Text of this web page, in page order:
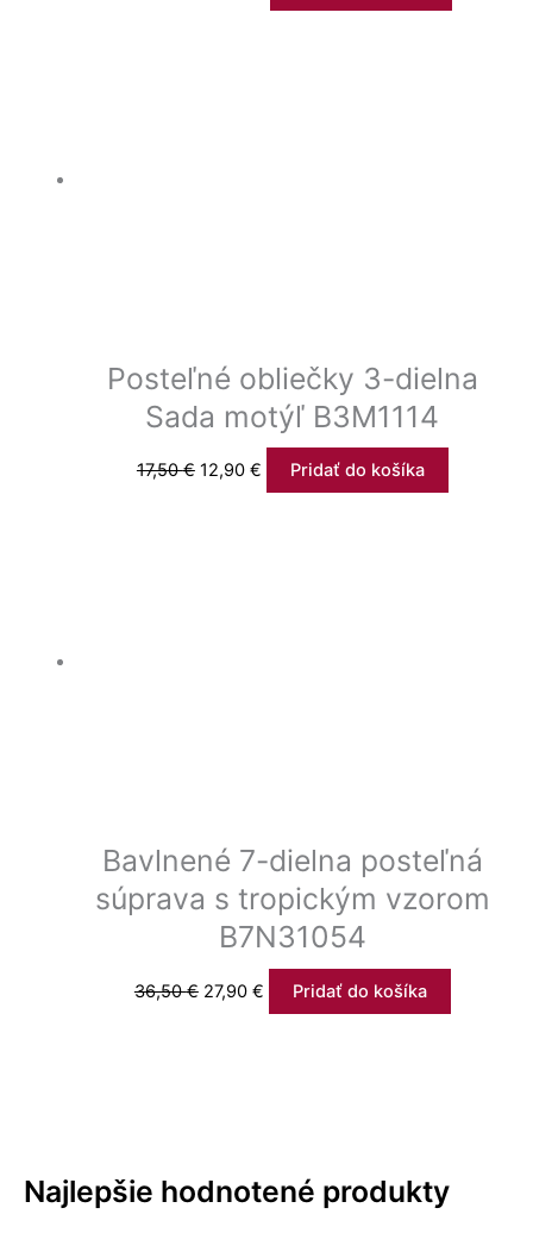
Najlepšie hodnotené produkty
Posteľné obliečky 3-dielna
Sada motýľ B3M1114
17,50€ 12,90 € Pridať do košíka
Bavlnené 7-dielna posteľná
súprava s tropickým vzorom
B7N31054
36,50€ 27,90 € Pridať do košíka